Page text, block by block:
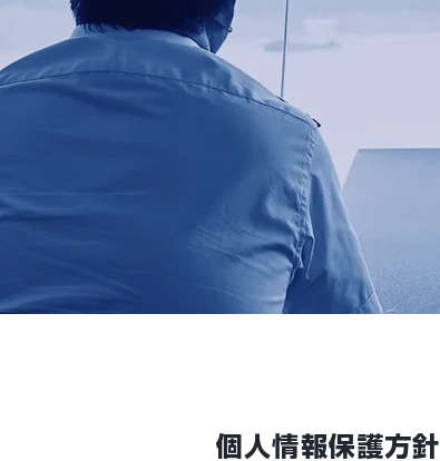
個人情報保護方針